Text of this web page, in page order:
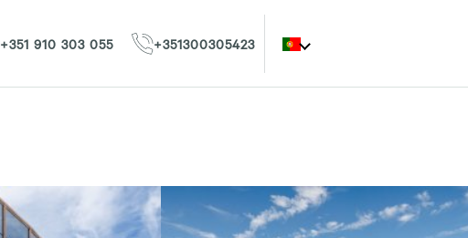
+351 910 303 055 +351300305423